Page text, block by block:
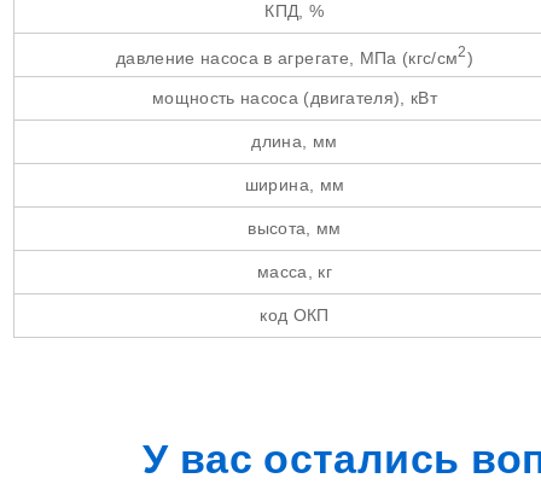
КПД, %
давление насоса в агрегате, МПа (кгс/см2)
мощность насоса (двигателя), кВт
длина, мм
ширина, мм
высота, мм
масса, кг
код ОКП
У вас остались